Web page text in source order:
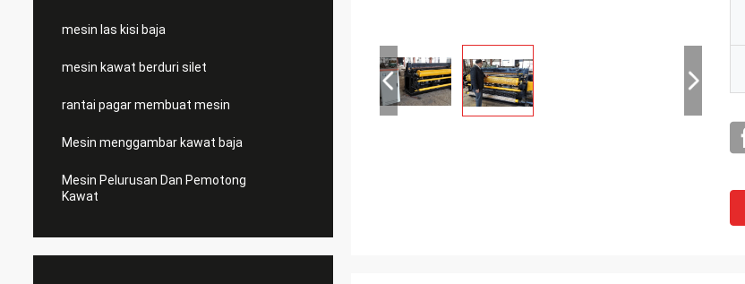
mesin las kisi baja
mesin kawat berduri silet
rantai pagar membuat mesin
Mesin menggambar kawat baja
Mesin Pelurusan Dan Pemotong
Kawat